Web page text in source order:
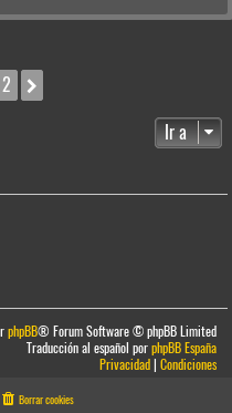
2
Ir a
phpBB® Forum Software © phpBB Limited
Traducción al español porphpBB España
Privacidad|Condiciones
Borrar cookies